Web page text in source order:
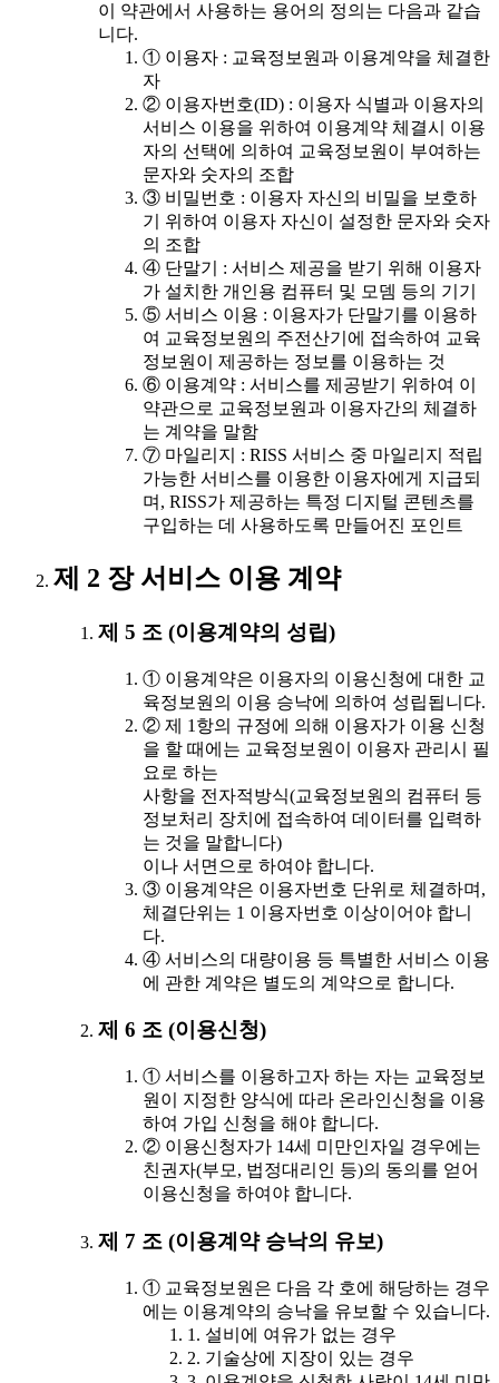
이 약관에서 사용하는 용어의 정의는 다음과 같습
니다.
① 이용자 : 교육정보원과 이용계약을 체결한
자
② 이용자번호(ID) : 이용자 식별과 이용자의
서비스 이용을 위하여 이용계약 체결시 이용
자의 선택에 의하여 교육정보원이 부여하는
문자와 숫자의 조합
③ 비밀번호 : 이용자 자신의 비밀을 보호하
기 위하여 이용자 자신이 설정한 문자와 숫자
의 조합
④ 단말기 : 서비스 제공을 받기 위해 이용자
가 설치한 개인용 컴퓨터 및 모뎀 등의 기기
⑤ 서비스 이용 : 이용자가 단말기를 이용하
여 교육정보원의 주전산기에 접속하여 교육
정보원이 제공하는 정보를 이용하는 것
⑥ 이용계약 : 서비스를 제공받기 위하여 이
약관으로 교육정보원과 이용자간의 체결하
는 계약을 말함
⑦ 마일리지 : RISS 서비스 중 마일리지 적립
가능한 서비스를 이용한 이용자에게 지급되
며, RISS가 제공하는 특정 디지털 콘텐츠를
구입하는 데 사용하도록 만들어진 포인트
제 2 장 서비스 이용 계약
제 5 조 (이용계약의 성립)
① 이용계약은 이용자의 이용신청에 대한 교
육정보원의 이용 승낙에 의하여 성립됩니다.
② 제 1항의 규정에 의해 이용자가 이용 신청
을 할 때에는 교육정보원이 이용자 관리시 필
요로 하는
사항을 전자적방식(교육정보원의 컴퓨터 등
정보처리 장치에 접속하여 데이터를 입력하
는 것을 말합니다)
이나 서면으로 하여야 합니다.
③ 이용계약은 이용자번호 단위로 체결하며,
체결단위는 1 이용자번호 이상이어야 합니
다.
④ 서비스의 대량이용 등 특별한 서비스 이용
에 관한 계약은 별도의 계약으로 합니다.
제 6 조 (이용신청)
① 서비스를 이용하고자 하는 자는 교육정보
원이 지정한 양식에 따라 온라인신청을 이용
하여 가입 신청을 해야 합니다.
② 이용신청자가 14세 미만인자일 경우에는
친권자(부모, 법정대리인 등)의 동의를 얻어
이용신청을 하여야 합니다.
제 7 조 (이용계약 승낙의 유보)
① 교육정보원은 다음 각 호에 해당하는 경우
에는 이용계약의 승낙을 유보할 수 있습니다.
1. 설비에 여유가 없는 경우
2. 기술상에 지장이 있는 경우